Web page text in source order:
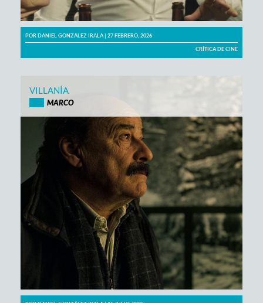
PORDANIEL GONZÁLEZ IRALA | 27 FEBRERO, 2026
CRÍTICA DE CINE
VILLANÍA
MARCO